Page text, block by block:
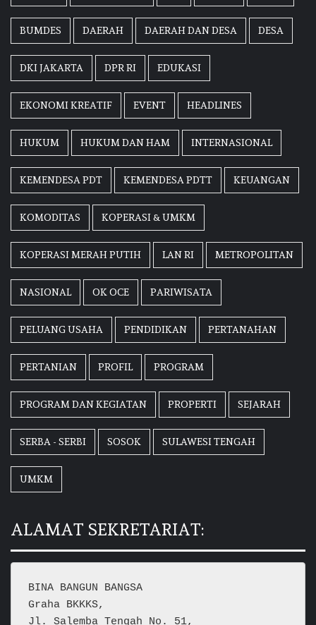
BUMDES DAERAH DAERAH DAN DESA DESA
DKI JAKARTA DPR RI EDUKASI
EKONOMI KREATIF EVENT HEADLINES
HUKUM HUKUM DAN HAM INTERNASIONAL
KEMENDESA PDT KEMENDESA PDTT KEUANGAN
KOMODITAS KOPERASI & UMKM
KOPERASI MERAH PUTIH LAN RI METROPOLITAN
NASIONAL OK OCE PARIWISATA
PELUANG USAHA PENDIDIKAN PERTANAHAN
PERTANIAN PROFIL PROGRAM
PROGRAM DAN KEGIATAN PROPERTI SEJARAH
SERBA - SERBI SOSOK SULAWESI TENGAH
UMKM
ALAMAT SEKRETARIAT:
BINA BANGUN BANGSA
Graha BKKKS,
Jl. Salemba Tengah No. 51,